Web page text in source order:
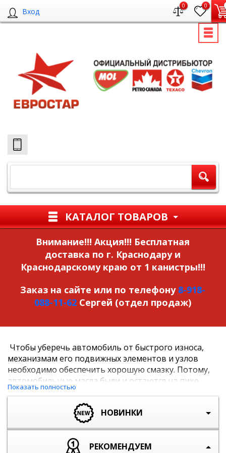
Вход
0 0
КАТАЛОГ ТОВАРОВ
Внимание!!! Акция!!! Бесплатная
доставка по г. Краснодару и
Краснодарскому краю от 1 канистры!!!
Заказ на сайте или по телефону 8-918-
088-11-62 Сергей (отдел продаж)
Чтобы уберечь автомобиль от быстрого износа,
механизмам его подвижных элементов и узлов
необходимо обеспечить хорошую смазку. Потому,
автомобильные масла были и остаются на пике
потребительской популярности в Краснодаре и
Краснодарском крае.
«Евростар» — интернет магазин по продаже
автомобильных масел и смазок, где можно купить
необходимые материалы для ухода за
Показать полностью
НОВИНКИ
РЕКОМЕНДУЕМ